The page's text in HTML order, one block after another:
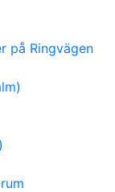
på Ringvägen